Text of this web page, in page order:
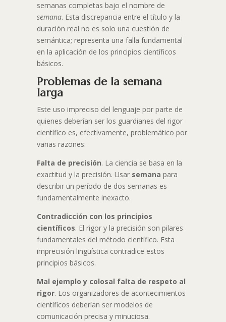
semanas completas bajo el nombre de
semana. Esta discrepancia entre el título y la
duración real no es solo una cuestión de
semántica; representa una falla fundamental
en la aplicación de los principios científicos
básicos.
Problemas de la semana
larga
Este uso impreciso del lenguaje por parte de
quienes deberían ser los guardianes del rigor
científico es, efectivamente, problemático por
varias razones:
Falta de precisión. La ciencia se basa en la
exactitud y la precisión. Usar semana para
describir un período de dos semanas es
fundamentalmente inexacto.
Contradicción con los principios
científicos. El rigor y la precisión son pilares
fundamentales del método científico. Esta
imprecisión lingüística contradice estos
principios básicos.
Mal ejemplo y colosal falta de respeto al
rigor. Los organizadores de acontecimientos
científicos deberían ser modelos de
comunicación precisa y minuciosa.